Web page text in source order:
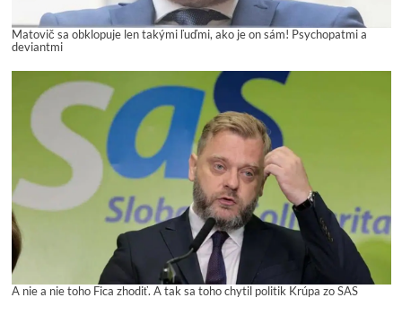
Matovič sa obklopuje len takými ľuďmi, ako je on sám! Psychopatmi a
deviantmi
A nie a nie toho Fica zhodiť. A tak sa toho chytil politik Krúpa zo SAS